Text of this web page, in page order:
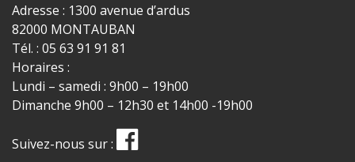
Adresse : 1300 avenue d’ardus
82000 MONTAUBAN
Tél. : 05 63 91 91 81
Horaires :
Lundi – samedi : 9h00 – 19h00
Dimanche 9h00 – 12h30 et 14h00 -19h00
Suivez-nous sur :